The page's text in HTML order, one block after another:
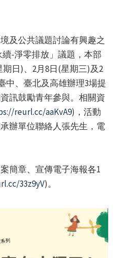
及公共議題討論有興趣之
-淨零排放」議題，本部
日)、2月8日(星期三)及2
中、臺北及高雄辦理3場提
訊鼓勵青年參與。相關資
reurl.cc/aaKvA9)，活動
辦單位聯絡人張先生，電
簡章、宣傳電子海報各1
33z9yV)。